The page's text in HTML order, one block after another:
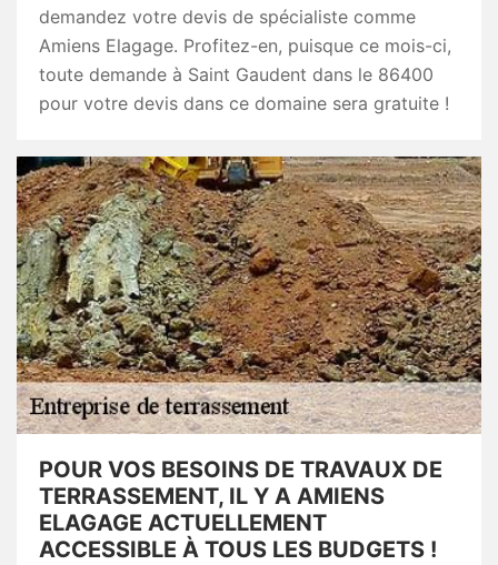
demandez votre devis de spécialiste comme
Amiens Elagage. Profitez-en, puisque ce mois-ci,
toute demande à Saint Gaudent dans le 86400
pour votre devis dans ce domaine sera gratuite !
POUR VOS BESOINS DE TRAVAUX DE
TERRASSEMENT, IL Y A AMIENS
ELAGAGE ACTUELLEMENT
ACCESSIBLE À TOUS LES BUDGETS !